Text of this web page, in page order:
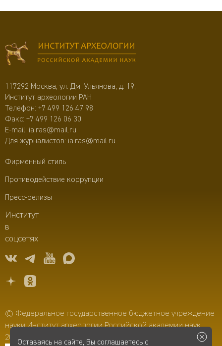
117292 Москва, ул. Дм. Ульянова, д. 19,
Институт археологии РАН
Телефон: +7 499 126 47 98
Факс: +7 499 126 06 30
E-mail: ia.ras@mail.ru
Для журналистов: ia.ras@mail.ru
Фирменный стиль
Противодействие коррупции
Пресс-релизы
Институт
в
соцсетях
© Федеральное государственное бюджетное учреждение
науки Институт археологии Российской академии наук,
2006–2026
Оставаясь на сайте, Вы соглашаетесь с